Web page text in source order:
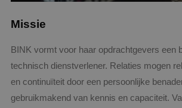
Missie
BINK vormt voor haar opdrachtgevers een
technisch dienstverlener. Relaties mogen
en continuïteit door een persoonlijke
gebruikmakend van kennis en capaciteit.